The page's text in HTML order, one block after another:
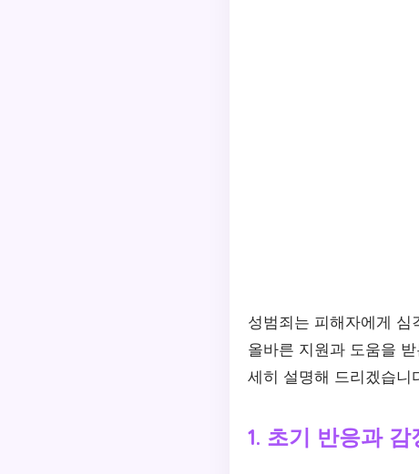
성범죄는 피해자에게 심
올바른 지원과 도움을
세히 설명해 드리겠습니
1. 초기 반응과 감